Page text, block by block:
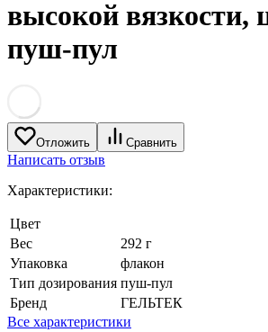
высокой вязкости,
пуш-пул
Отложить Сравнить
Написать отзыв
Характеристики:
Цвет
Вес
292 г
Упаковка
флакон
Тип дозирования пуш-пул
Бренд
ГЕЛЬТЕК
Все характеристики